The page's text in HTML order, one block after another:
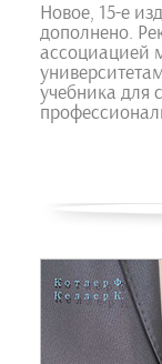
Новое, 15-е
дополнено.
ассоциацией
учебника для